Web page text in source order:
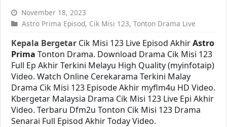
November 18, 2023
Astro Prima Episod, Cik Misi 123,Tonton Drama Live
Kepala Bergetar Cik Misi 123 Live Episod AkhirAstro
PrimaTonton Drama. Download Drama Cik Misi 123
Full Ep Akhir Terkini Melayu High Quality (myinfotaip)
Video. Watch Online Cerekarama Terkini Malay
Drama Cik Misi 123 Episode Akhir myflm4u HD Video.
Kbergetar Malaysia Drama Cik Misi 123 Live Epi Akhir
Video. Terbaru Dfm2u Tonton Cik Misi 123 Drama
Senarai Full Episod Akhir Today Video.